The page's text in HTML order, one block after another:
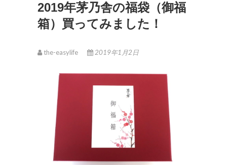
2019年茅乃舎の福袋（御福
箱）買ってみました！
the-easylife 2019年1月2日